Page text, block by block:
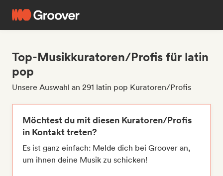
Top-Musikkuratoren/Profis für latin
pop
Unsere Auswahl an 291 latin pop Kuratoren/Profis
Möchtest du mit diesen Kuratoren/Profis
in Kontakt treten?
Es ist ganz einfach: Melde dich bei Groover an,
um ihnen deine Musik zu schicken!